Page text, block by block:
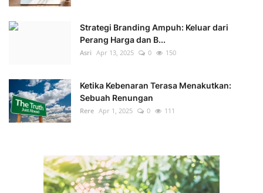
Strategi Branding Ampuh: Keluar dari
Perang Harga dan B...
Asri Apr 13, 2025 0 150
Ketika Kebenaran Terasa Menakutkan:
Sebuah Renungan
Rere Apr 1, 2025 0 111